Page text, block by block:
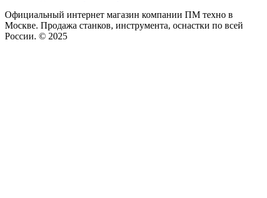
Официальный интернет магазин компании ПМ техно в
Москве. Продажа станков, инструмента, оснастки по всей
России. © 2025